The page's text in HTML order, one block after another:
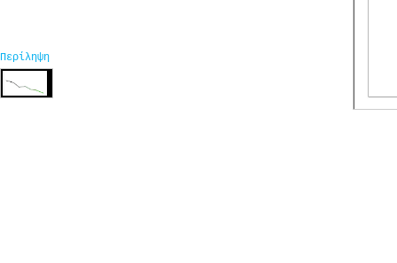
Περίληψη